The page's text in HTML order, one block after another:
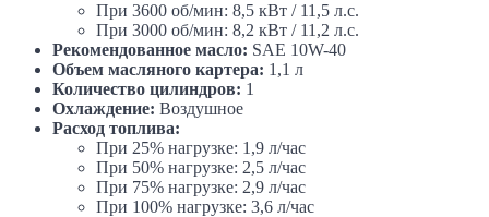
При 3600 об/мин: 8,5 кВт / 11,5 л.с.
При 3000 об/мин: 8,2 кВт / 11,2 л.с.
Рекомендованное масло: SAE 10W-40
Объем масляного картера: 1,1 л
Количество цилиндров: 1
Охлаждение: Воздушное
Расход топлива:
При 25% нагрузке: 1,9 л/час
При 50% нагрузке: 2,5 л/час
При 75% нагрузке: 2,9 л/час
При 100% нагрузке: 3,6 л/час